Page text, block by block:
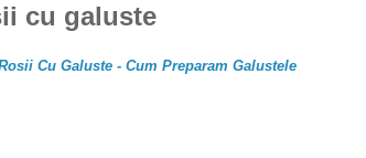
cu galuste
Cu Galuste - Cum Preparam Galustele